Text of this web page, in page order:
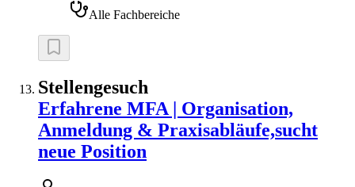
Alle Fachbereiche
Stellengesuch
Erfahrene MFA | Organisation,
Anmeldung & Praxisabläufe,sucht
neue Position